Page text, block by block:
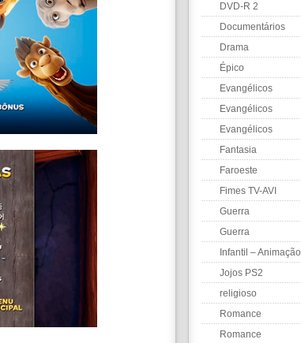
DVD-R 2
Documentários
Drama
Épico
Evangélicos
Evangélicos
Evangélicos
Fantasia
Faroeste
Fimes TV-AVI
Guerra
Guerra
Infantil – Animação
Jojos PS2
religioso
Romance
Romance